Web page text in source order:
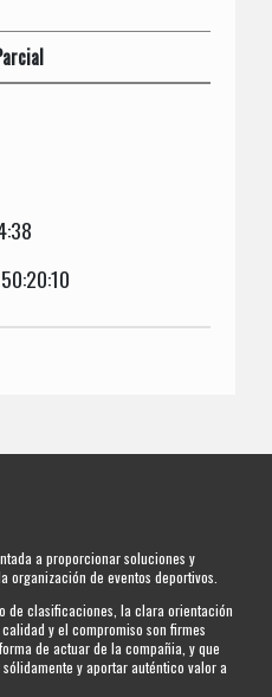
a proporcionar soluciones y
de eventos deportivos.
de clasificaciones, la clara orientación
y el compromiso son firmes
de actuar de la compañia, y que
y aportar auténtico valor a